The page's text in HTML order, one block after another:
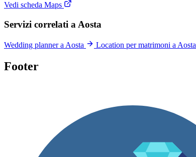
Vedi scheda Maps
Servizi correlati a Aosta
Wedding planner a Aosta Location per matrimoni a Aosta
Footer